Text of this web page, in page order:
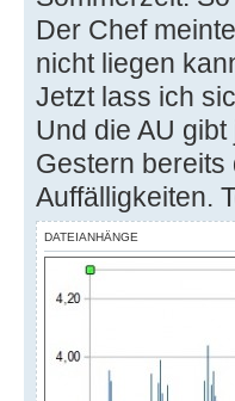
Der Chef
nicht liegen
Jetzt lass ich
Und die AU
Gestern
Auffälligkeiten.
DATEIANHÄNGE